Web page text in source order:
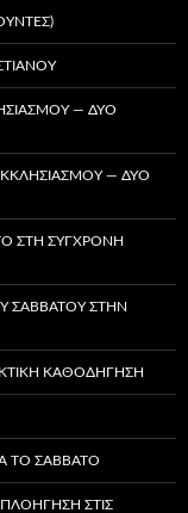
— ΔΎΟ
— ΔΎΟ
ΣΤΗ ΣΎΓΧΡΟΝΗ
ΣΑΒΒΆΤΟΥ ΣΤΗΝ
ΚΑΘΟΔΉΓΗΣΗ
ΤΟ ΣΆΒΒΑΤΟ
ΣΤΙΣ